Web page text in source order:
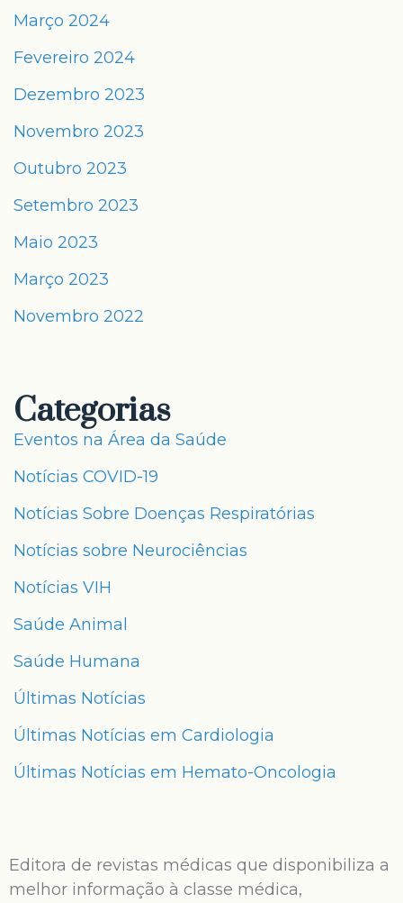
Março 2024
Fevereiro 2024
Dezembro 2023
Novembro 2023
Outubro 2023
Setembro 2023
Maio 2023
Março 2023
Novembro 2022
Categorias
Eventos na Área da Saúde
Notícias COVID-19
Notícias Sobre Doenças Respiratórias
Notícias sobre Neurociências
Notícias VIH
Saúde Animal
Saúde Humana
Últimas Notícias
Últimas Notícias em Cardiologia
Últimas Notícias em Hemato-Oncologia
Editora de revistas médicas que disponibiliza a
melhor informação à classe médica,